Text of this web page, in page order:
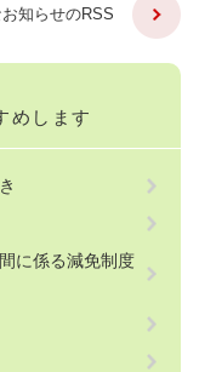
知らせのRSS
めします
に係る減免制度